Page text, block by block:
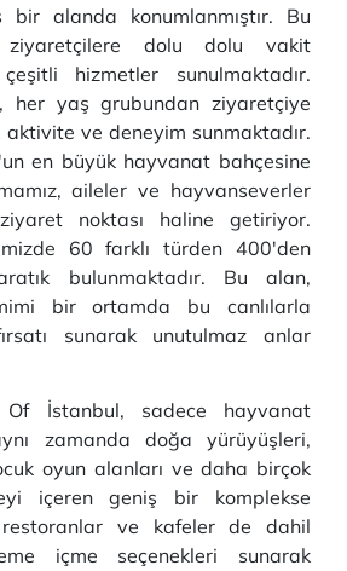
bir alanda konumlanmıştır. Bu
dolu dolu vakit
hizmetler sunulmaktadır.
her yaş grubundan ziyaretçiye
ve deneyim sunmaktadır.
en büyük hayvanat bahçesine
aileler ve hayvanseverler
noktası haline getiriyor.
60 farklı türden 400'den
bulunmaktadır. Bu alan,
bir ortamda bu canlılarla
sunarak unutulmaz anlar
Of İstanbul, sadece hayvanat
zamanda doğa yürüyüşleri,
oyun alanları ve daha birçok
içeren geniş bir komplekse
ve kafeler de dahil
içme seçenekleri sunarak